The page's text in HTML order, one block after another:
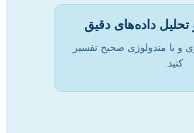
داده‌های دقیق
و با متدولوژی صحیح تفسیر
کنید.